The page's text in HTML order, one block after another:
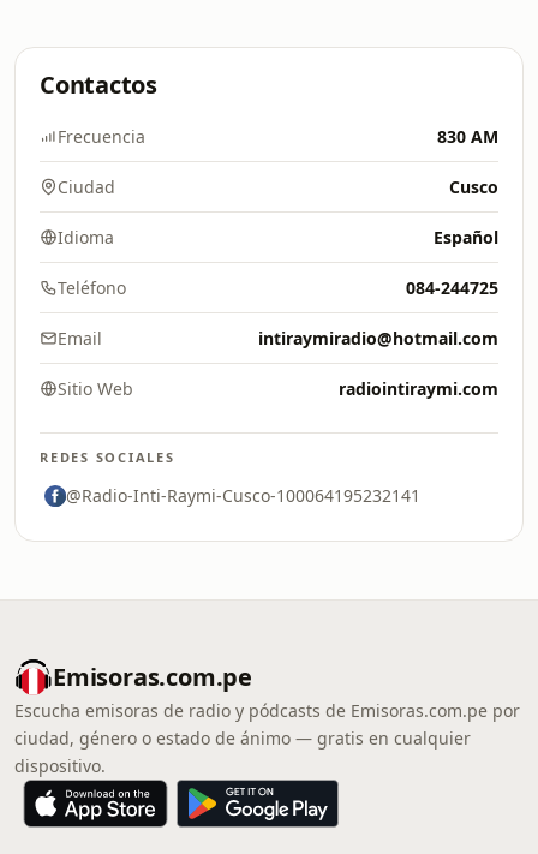
Contactos
Frecuencia 830 AM
Ciudad Cusco
Idioma Español
Teléfono 084-244725
Email intiraymiradio@hotmail.com
Sitio Web radiointiraymi.com
REDES SOCIALES
@Radio-Inti-Raymi-Cusco-100064195232141
Emisoras.com.pe
Escucha emisoras de radio y pódcasts de Emisoras.com.pe por
ciudad, género o estado de ánimo — gratis en cualquier
dispositivo.